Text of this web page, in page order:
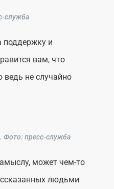
служба
поддержку и
вам, что
ведь не случайно
Фото: пресс-служба
может чем-то
людьми